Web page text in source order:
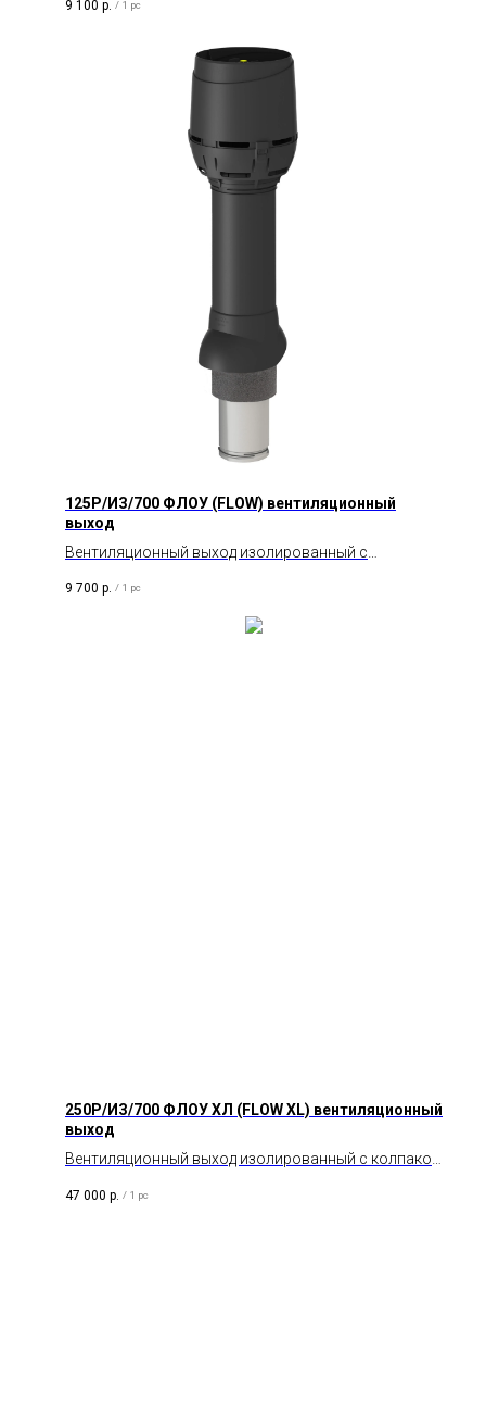
9 100 р. / 1 pc
125P/ИЗ/700 ФЛОУ (FLOW) вентиляционный
выход
Вентиляционный выход изолированный с
9 700 р. / 1 pc
250P/ИЗ/700 ФЛОУ ХЛ (FLOW XL) вентиляционный
выход
Вентиляционный выход изолированный с колпаком
47 000 р. / 1 pc